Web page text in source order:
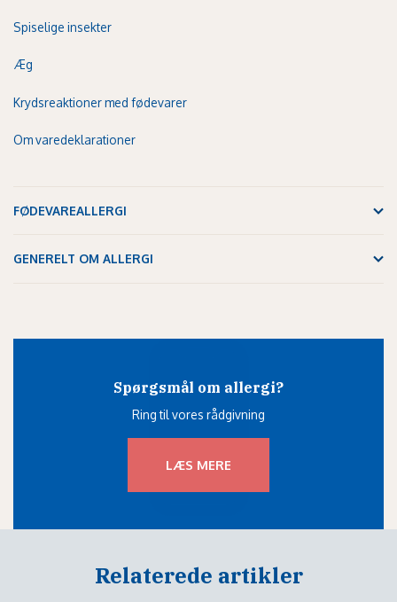
Spiselige insekter
Æg
Krydsreaktioner med fødevarer
Om varedeklarationer
FØDEVAREALLERGI
GENERELT OM ALLERGI
Spørgsmål om allergi?
Ring til vores rådgivning
LÆS MERE
Relaterede artikler